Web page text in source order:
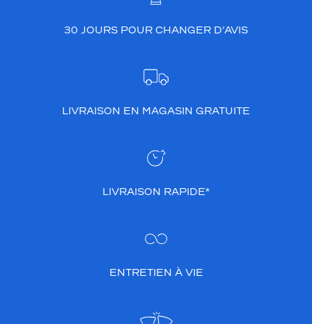
30 JOURS POUR CHANGER D’AVIS
LIVRAISON EN MAGASIN GRATUITE
LIVRAISON RAPIDE*
ENTRETIEN À VIE